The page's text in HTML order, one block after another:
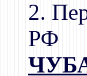
2.
РФ